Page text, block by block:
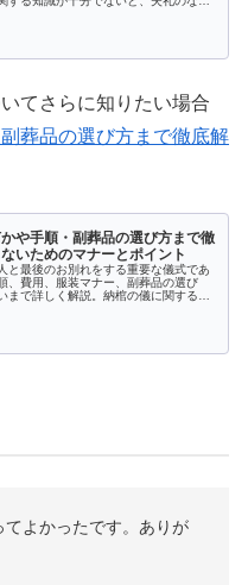
てさらに知りたい場合
葬品の選び方まで徹底解
や手順・副葬品の選び方まで徹
いためのマナーとポイント
と最後のお別れをする重要な儀式であ
、費用、服装マナー、副葬品の選び
まで詳しく解説。納棺の儀に関するよ
よかったです。ありが